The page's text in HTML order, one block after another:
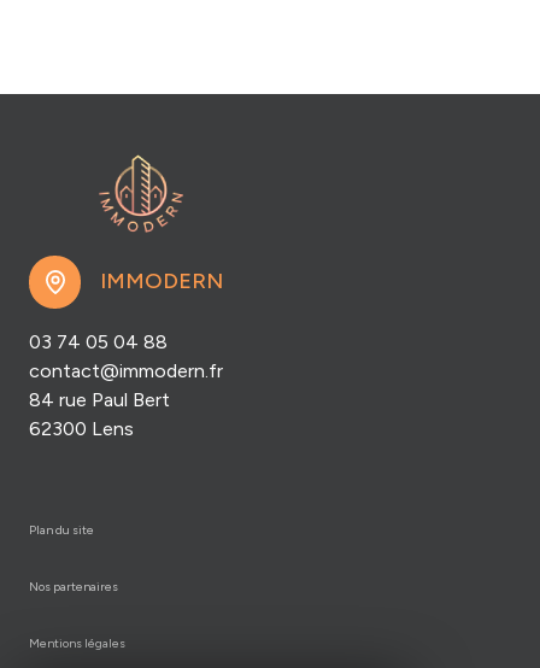
IMMODERN
03 74 05 04 88
contact@immodern.fr
84 rue Paul Bert
62300 Lens
plan du site
nos partenaires
mentions légales